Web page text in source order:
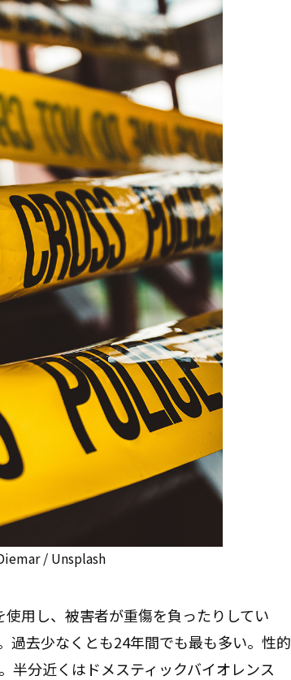
/ Unsplash
用し、被害者が重傷を負ったりしてい
過去少なくとも24年間でも最も多い。性的
半分近くはドメスティックバイオレンス